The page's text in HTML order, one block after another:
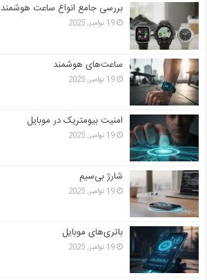
بررسی جامع انواع ساعت هوشمند
19 نوامبر, 2025
ساعت‌های هوشمند
19 نوامبر, 2025
امنیت بیومتریک در موبایل
19 نوامبر, 2025
شارژ بی‌سیم
19 نوامبر, 2025
باتری‌های موبایل
19 نوامبر, 2025